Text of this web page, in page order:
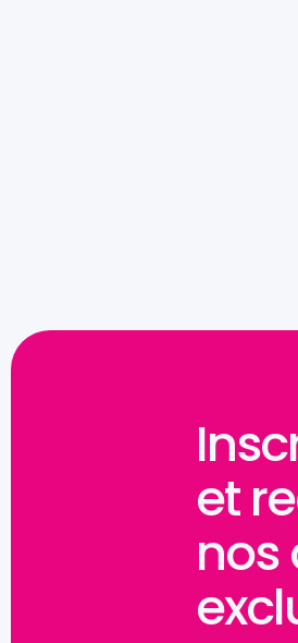
et
nos